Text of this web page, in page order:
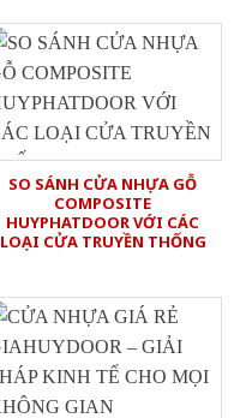
SO SÁNH CỬA NHỰA GỖ
COMPOSITE
HUYPHATDOOR VỚI CÁC
LOẠI CỬA TRUYỀN THỐNG